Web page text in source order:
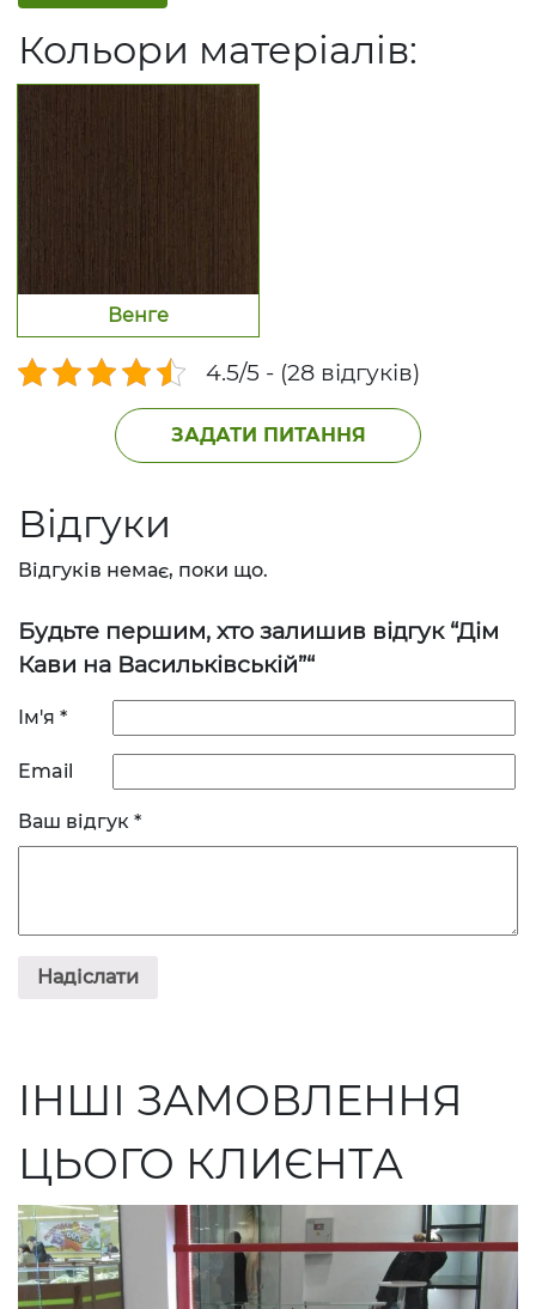
Кольори матеріалів:
Венге
4.5/5 - (28 відгуків)
ЗАДАТИ ПИТАННЯ
Відгуки
Відгуків немає, поки що.
Будьте першим, хто залишив відгук “Дім
Кави на Васильківській”“
Ім'я *
Email
Ваш відгук *
ІНШІ ЗАМОВЛЕННЯ
ЦЬОГО КЛИЄНТА